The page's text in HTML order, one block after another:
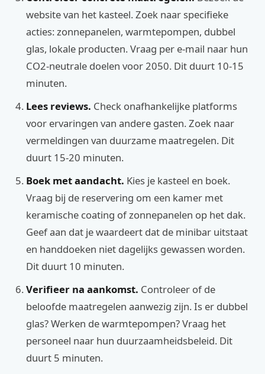
website van het kasteel. Zoek naar specifieke
acties: zonnepanelen, warmtepompen, dubbel
glas, lokale producten. Vraag per e-mail naar hun
CO2-neutrale doelen voor 2050. Dit duurt 10-15
minuten.
Lees reviews. Check onafhankelijke platforms
voor ervaringen van andere gasten. Zoek naar
vermeldingen van duurzame maatregelen. Dit
duurt 15-20 minuten.
Boek met aandacht. Kies je kasteel en boek.
Vraag bij de reservering om een kamer met
keramische coating of zonnepanelen op het dak.
Geef aan dat je waardeert dat de minibar uitstaat
en handdoeken niet dagelijks gewassen worden.
Dit duurt 10 minuten.
Verifieer na aankomst. Controleer of de
beloofde maatregelen aanwezig zijn. Is er dubbel
glas? Werken de warmtepompen? Vraag het
personeel naar hun duurzaamheidsbeleid. Dit
duurt 5 minuten.